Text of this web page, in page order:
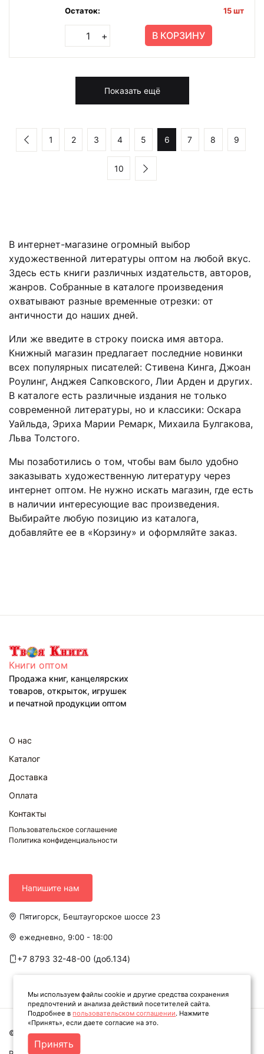
Остаток:
15 шт
+ В КОРЗИНУ
Показать ещё
1 2 3 4 5 6 7 8 9
10
В интернет-магазине огромный выбор
художественной литературы оптом на любой вкус.
Здесь есть книги различных издательств, авторов,
жанров. Собранные в каталоге произведения
охватывают разные временные отрезки: от
античности до наших дней.
Или же введите в строку поиска имя автора.
Книжный магазин предлагает последние новинки
всех популярных писателей: Стивена Кинга, Джоан
Роулинг, Анджея Сапковского, Лии Арден и других.
В каталоге есть различные издания не только
современной литературы, но и классики: Оскара
Уайльда, Эриха Марии Ремарк, Михаила Булгакова,
Льва Толстого.
Мы позаботились о том, чтобы вам было удобно
заказывать художественную литературу через
интернет оптом. Не нужно искать магазин, где есть
в наличии интересующие вас произведения.
Выбирайте любую позицию из каталога,
добавляйте ее в «Корзину» и оформляйте заказ.
Книги оптом
Продажа книг, канцелярских
товаров, открыток, игрушек
и печатной продукции оптом
О нас
Каталог
Доставка
Оплата
Контакты
Пользовательское соглашение
Политика конфиденциальности
Напишите нам
Пятигорск, Бештаугорское шоссе 23
ежедневно, 9:00 - 18:00
+7 8793 32-48-00 (доб.134)
© Твоя книга. Все права защищены. 2026
Мы используем файлы cookie и другие средства сохранения
предпочтений и анализа действий посетителей сайта.
Подробнее впользовательском соглашении. Нажмите
«Принять», если даете согласие на это.
Принять